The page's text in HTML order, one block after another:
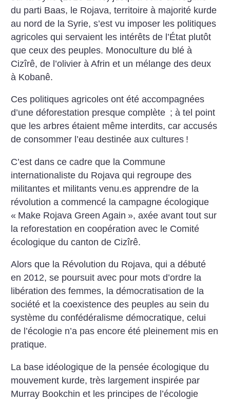
du parti Baas, le Rojava, territoire à majorité kurde
au nord de la Syrie, s’est vu imposer les politiques
agricoles qui servaient les intérêts de l’État plutôt
que ceux des peuples. Monoculture du blé à
Cizîrê, de l’olivier à Afrin et un mélange des deux
à Kobanê.
Ces politiques agricoles ont été accompagnées
d’une déforestation presque complète ; à tel point
que les arbres étaient même interdits, car accusés
de consommer l’eau destinée aux cultures !
C’est dans ce cadre que la Commune
internationaliste du Rojava qui regroupe des
militantes et militants venu.es apprendre de la
révolution a commencé la campagne écologique
« Make Rojava Green Again », axée avant tout sur
la reforestation en coopération avec le Comité
écologique du canton de Cizîrê.
Alors que la Révolution du Rojava, qui a débuté
en 2012, se poursuit avec pour mots d’ordre la
libération des femmes, la démocratisation de la
société et la coexistence des peuples au sein du
système du confédéralisme démocratique, celui
de l’écologie n’a pas encore été pleinement mis en
pratique.
La base idéologique de la pensée écologique du
mouvement kurde, très largement inspirée par
Murray Bookchin et les principes de l’écologie